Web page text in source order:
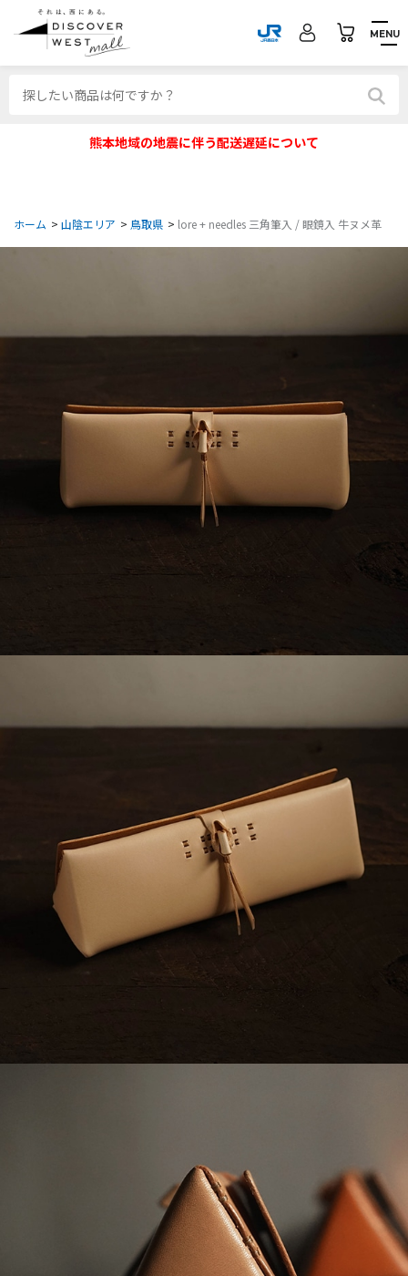
MENU
熊本地域の地震に伴う配送遅延について
ホーム > 山陰エリア > 鳥取県 > lore + needles 三角筆入 / 眼鏡入 牛ヌメ革